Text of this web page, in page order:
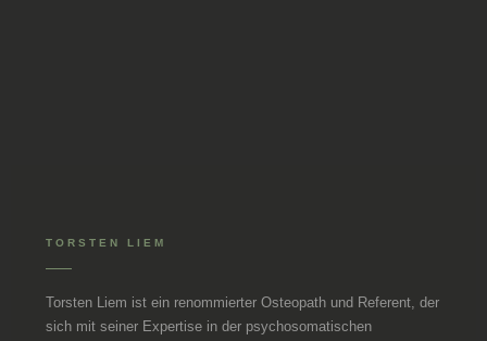
TORSTEN LIEM
Torsten Liem ist ein renommierter Osteopath und Referent, der
sich mit seiner Expertise in der psychosomatischen